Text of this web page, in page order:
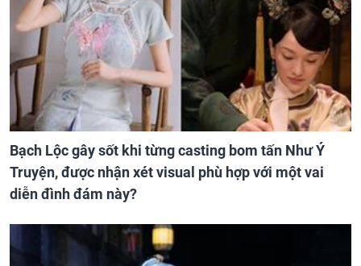
Bạch Lộc gây sốt khi từng casting bom tấn Như Ý
Truyện, được nhận xét visual phù hợp với một vai
diễn đình đám này?